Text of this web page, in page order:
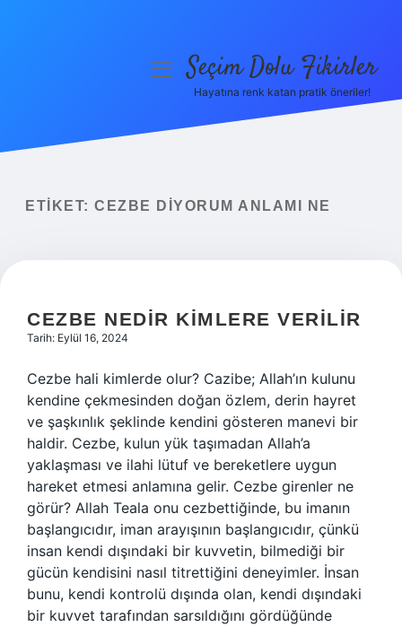
Yasal Uyarı
menüyüSeçim Dolu Fikirler
Hayatına renk katan pratik öneriler!
ETIKET: CEZBE DIYORUM ANLAMI NE
CEZBE NEDIR KIMLERE VERILIR
Tarih: Eylül 16, 2024
Cezbe hali kimlerde olur? Cazibe; Allah’ın kulunu
kendine çekmesinden doğan özlem, derin hayret
ve şaşkınlık şeklinde kendini gösteren manevi bir
haldir. Cezbe, kulun yük taşımadan Allah’a
yaklaşması ve ilahi lütuf ve bereketlere uygun
hareket etmesi anlamına gelir. Cezbe girenler ne
görür? Allah Teala onu cezbettiğinde, bu imanın
başlangıcıdır, iman arayışının başlangıcıdır, çünkü
insan kendi dışındaki bir kuvvetin, bilmediği bir
gücün kendisini nasıl titrettiğini deneyimler. İnsan
bunu, kendi kontrolü dışında olan, kendi dışındaki
bir kuvvet tarafından sarsıldığını gördüğünde